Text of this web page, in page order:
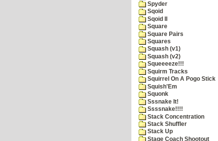
Spyder
Sqoid
Sqoid II
Square
Square Pairs
Squares
Squash (v1)
Squash (v2)
Squeeeeze!!!
Squirm Tracks
Squirrel On A Pogo Stick
Squish'Em
Squonk
Sssnake It!
Ssssnake!!!!
Stack Concentration
Stack Shuffler
Stack Up
Stage Coach Shootout